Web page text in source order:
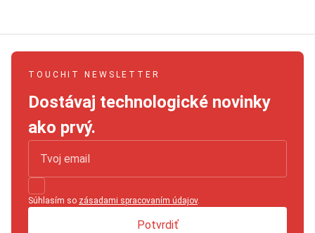
TOUCHIT NEWSLETTER
Dostávaj technologické novinky
ako prvý.
Súhlasím so zásadami spracovaním údajov.
Potvrdiť